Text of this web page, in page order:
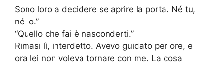
Sono loro a decidere se aprire la porta. Né tu,
né io.”
“Quello che fai è nasconderti.”
Rimasi lì, interdetto. Avevo guidato per ore, e
ora lei non voleva tornare con me. La cosa